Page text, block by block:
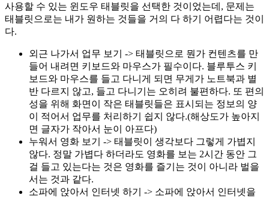
사용할 수 있는 윈도우 태블릿을 선택한 것이었는데, 문제는
태블릿으로는 내가 원하는 것들을 거의 다 하기 어렵다는 것이
다.
외근 나가서 업무 보기 -> 태블릿으로 뭔가 컨텐츠를 만
들어 내려면 키보드와 마우스가 필수이다. 블루투스 키
보드와 마우스를 들고 다니게 되면 무게가 노트북과 별
반 다르지 않고, 들고 다니기는 오히려 불편하다. 또 편의
성을 위해 화면이 작은 태블릿들은 표시되는 정보의 양
이 적어서 업무를 처리하기 쉽지 않다.(해상도가 높아지
면 글자가 작아서 눈이 아프다)
누워서 영화 보기 -> 태블릿이 생각보다 그렇게 가볍지
않다. 정말 가볍다 하더라도 영화를 보는 2시간 동안 그
걸 들고 있는다는 것은 영화를 즐기는 것이 아니라 벌을
서는 것과 같다.
소파에 앉아서 인터넷 하기 -> 소파에 앉아서 인터넷을